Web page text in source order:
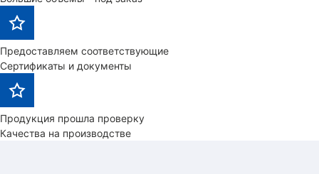
Предоставляем соответствующие
Сертификаты и документы
Продукция прошла проверку
Качества на производстве